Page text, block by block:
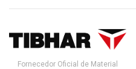
Fornecedor Oficial de Material